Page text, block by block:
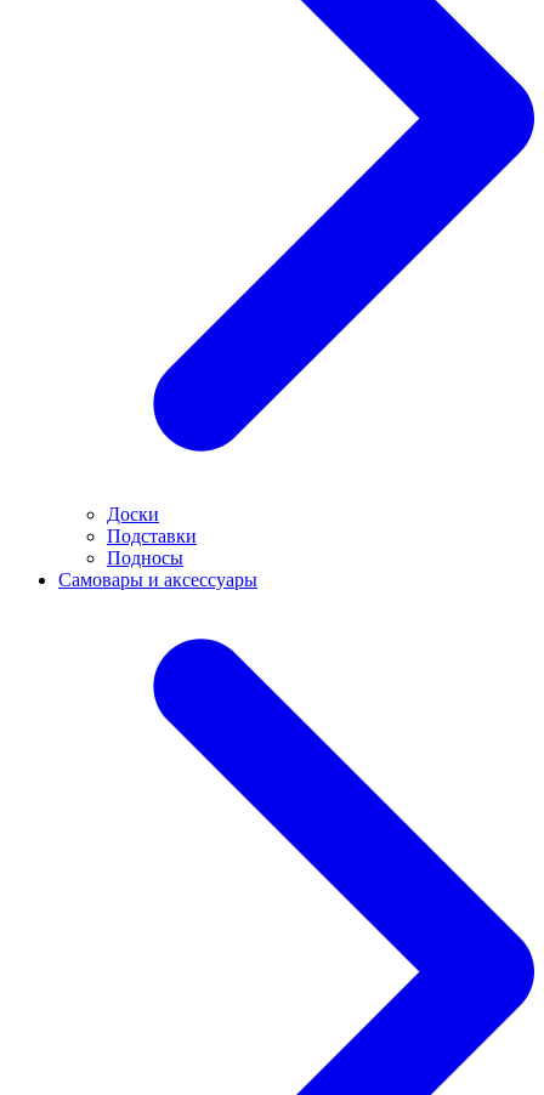
Доски
Подставки
Подносы
Самовары и аксессуары